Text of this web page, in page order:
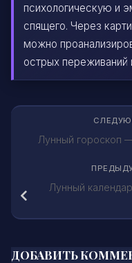
психологическую и
спящего. Через
можно
острых переживаний
Лунный гороскоп
Лунный
ДОБАВИТЬ